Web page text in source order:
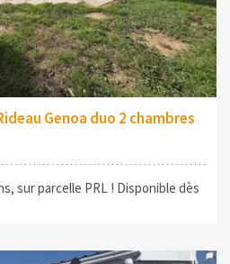
Genoa duo 2 chambres
sur parcelle PRL ! Disponible dès